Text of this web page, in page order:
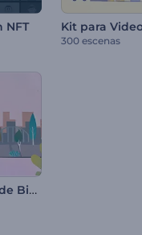
NFT
300 escenas
Promoción de Agentes de Bienes Raíces